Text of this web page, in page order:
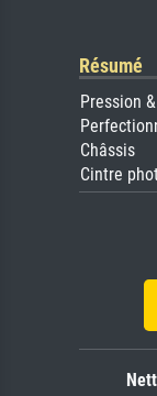
Résumé
Pression
Châssis
Cintre